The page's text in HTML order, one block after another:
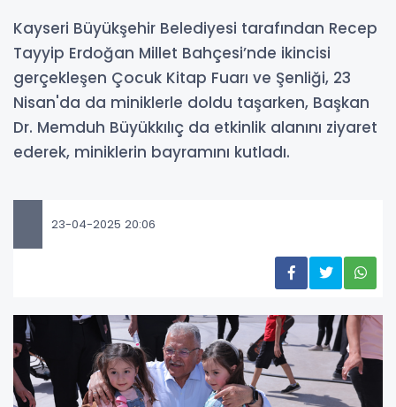
Kayseri Büyükşehir Belediyesi tarafından Recep
Tayyip Erdoğan Millet Bahçesi’nde ikincisi
gerçekleşen Çocuk Kitap Fuarı ve Şenliği, 23
Nisan'da da miniklerle doldu taşarken, Başkan
Dr. Memduh Büyükkılıç da etkinlik alanını ziyaret
ederek, miniklerin bayramını kutladı.
23-04-2025 20:06